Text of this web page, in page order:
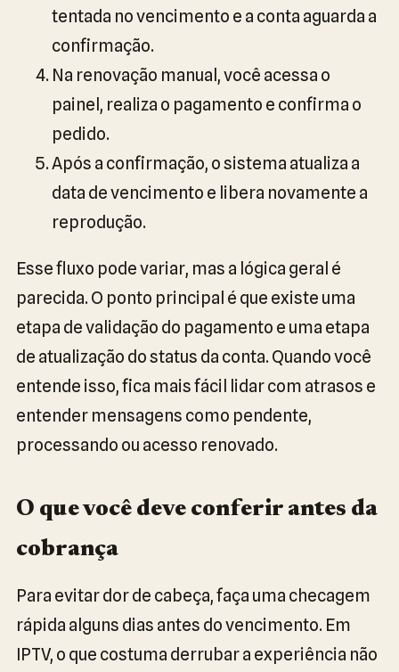
tentada no vencimento e a conta aguarda a
confirmação.
Na renovação manual, você acessa o
painel, realiza o pagamento e confirma o
pedido.
Após a confirmação, o sistema atualiza a
data de vencimento e libera novamente a
reprodução.
Esse fluxo pode variar, mas a lógica geral é
parecida. O ponto principal é que existe uma
etapa de validação do pagamento e uma etapa
de atualização do status da conta. Quando você
entende isso, fica mais fácil lidar com atrasos e
entender mensagens como pendente,
processando ou acesso renovado.
O que você deve conferir antes da
cobrança
Para evitar dor de cabeça, faça uma checagem
rápida alguns dias antes do vencimento. Em
IPTV, o que costuma derrubar a experiência não